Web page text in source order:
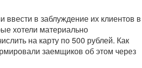
ввести в заблуждение их клиентов в
хотели материально
на карту по 500 рублей. Как
заемщиков об этом через